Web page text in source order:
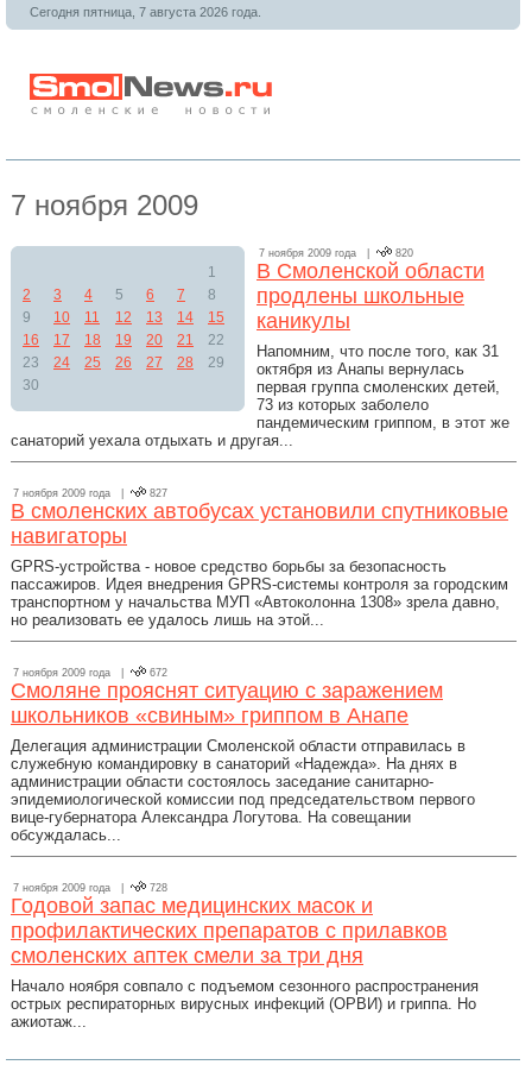
Сегодня пятница, 7 августа 2026 года.
7 ноября 2009
1
2
3 4 5 6 7
8
9
10 11 12 13 14
15
16
17 18 19 20 21
22
23
24 25 26 27 28
29
30
7 ноября 2009 года | 820
В Смоленской области
продлены школьные
каникулы
Напомним, что после того, как 31
октября из Анапы вернулась
первая группа смоленских детей,
73 из которых заболело
пандемическим гриппом, в этот же
санаторий уехала отдыхать и другая...
7 ноября 2009 года | 827
В cмоленских автобусах установили спутниковые
навигаторы
GPRS-устройства - новое средство борьбы за безопасность
пассажиров. Идея внедрения GPRS-системы контроля за городским
транспортном у начальства МУП «Автоколонна 1308» зрела давно,
но реализовать ее удалось лишь на этой...
7 ноября 2009 года | 672
Смоляне прояснят ситуацию с заражением
школьников «свиным» гриппом в Анапе
Делегация администрации Смоленской области отправилась в
служебную командировку в санаторий «Надежда». На днях в
администрации области состоялось заседание санитарно-
эпидемиологической комиссии под председательством первого
вице-губернатора Александра Логутова. На совещании
обсуждалась...
7 ноября 2009 года | 728
Годовой запас медицинских масок и
профилактических препаратов с прилавков
смоленских аптек смели за три дня
Начало ноября совпало с подъемом сезонного распространения
острых респираторных вирусных инфекций (ОРВИ) и гриппа. Но
ажиотаж...